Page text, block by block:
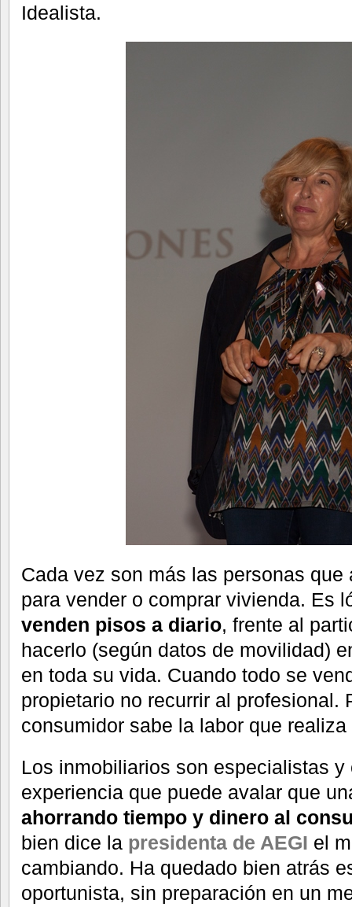
Idealista.
Cada vez son más las personas
para vender o comprar vivienda. Es
venden pisos a diario, frente al
hacerlo (según datos de movilidad)
en toda su vida. Cuando todo se
propietario no recurrir al profesional.
consumidor sabe la labor que
Los inmobiliarios son especialistas y
experiencia que puede avalar que
ahorrando tiempo y dinero al
bien dice la presidenta de AEGI el
cambiando. Ha quedado bien atrás
oportunista, sin preparación en un